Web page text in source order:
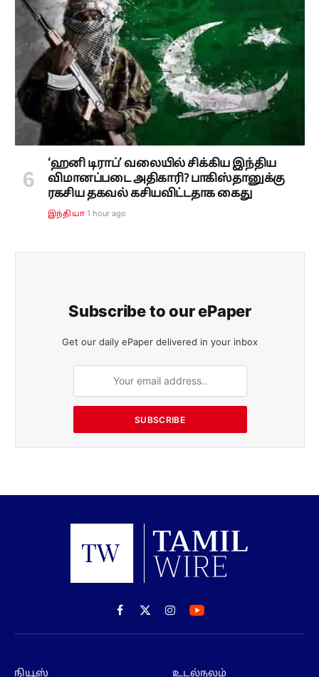
‘ஹனி டிராப்’ வலையில் சிக்கிய இந்திய
விமானப்படை அதிகாரி? பாகிஸ்தானுக்கு
ரகசிய தகவல் கசியவிட்டதாக கைது
இந்தியா 1 hour ago
Subscribe to our ePaper
Get our daily ePaper delivered in your inbox
SUBSCRIBE
Facebook
X
(Twitter)
Instagram
நியூஸ் உடல்நலம்